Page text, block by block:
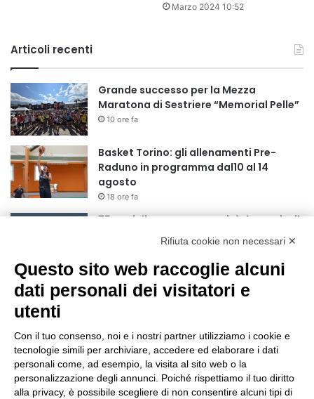
Marzo 2024 10:52
Articoli recenti
Grande successo per la Mezza
Maratona di Sestriere “Memorial Pelle”
10 ore fa
Basket Torino: gli allenamenti Pre-
Raduno in programma dal10 al 14
agosto
18 ore fa
75 anni di INFN. La comunità, la storia, il
futuro della ricerca in fisica
18 ore fa
Stop alla linea Torino-Bardonecchia
Grande partecipazione alla Festa della
Madonna della Neve al Rifugio Ciao
Pais
1 giorno fa
Rifiuta cookie non necessari ✕
Questo sito web raccoglie alcuni
dati personali dei visitatori e
utenti
Con il tuo consenso, noi e i nostri partner utilizziamo i cookie e
tecnologie simili per archiviare, accedere ed elaborare i dati
personali come, ad esempio, la visita al sito web o la
personalizzazione degli annunci. Poiché rispettiamo il tuo diritto
alla privacy, è possibile scegliere di non consentire alcuni tipi di